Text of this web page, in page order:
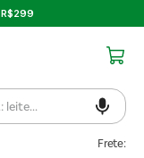
R$299
Frete: